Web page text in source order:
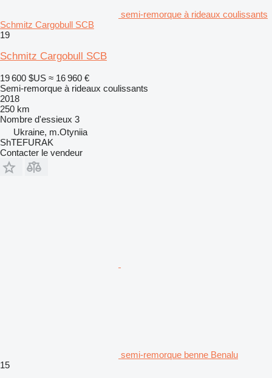
semi-remorque à rideaux coulissants
Schmitz Cargobull SCB
19
Schmitz Cargobull SCB
19 600 $US ≈ 16 960 €
Semi-remorque à rideaux coulissants
2018
250 km
Nombre d'essieux 3
Ukraine, m.Otyniia
ShTEFURAK
Contacter le vendeur
semi-remorque benne Benalu
15